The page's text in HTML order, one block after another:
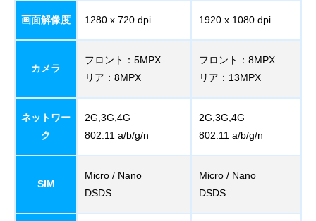
画面解像度 1280 x 720 dpi 1920 x 1080 dpi
カメラ
フロント：5MPX
リア：8MPX
フロント：8MPX
リア：13MPX
ネットワー
ク
2G,3G,4G
802.11 a/b/g/n
2G,3G,4G
802.11 a/b/g/n
SIM
Micro / Nano
DSDS
Micro / Nano
DSDS